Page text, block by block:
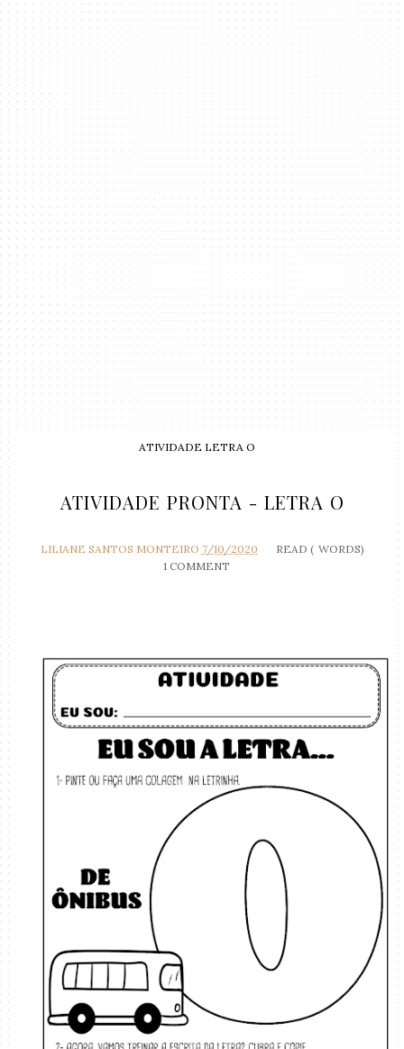
ATIVIDADE LETRA O
ATIVIDADE PRONTA - LETRA O
LILIANE SANTOS MONTEIRO 7/10/2020 READ ( WORDS)
1 COMMENT